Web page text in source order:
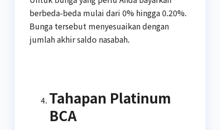
berbeda-beda mulai dari 0% hingga 0.20%.
Bunga tersebut menyesuaikan dengan
jumlah akhir saldo nasabah.
Tahapan Platinum
BCA